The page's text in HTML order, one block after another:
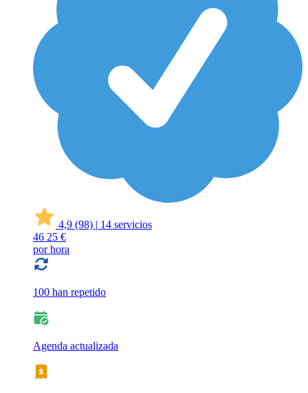
4,9 (98) | 14 servicios
46 25 €
por hora
100 han repetido
Agenda actualizada